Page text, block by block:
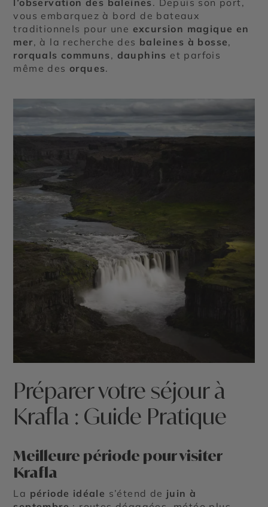
l’observation des baleines. Depuis son port,
vous embarquez à bord de bateaux
traditionnels pour une excursion magique en
mer, à la recherche des baleines à bosse,
rorquals communs, dauphins et parfois
même des orques.
Préparer votre séjour à
Krafla : Guide Pratique
Meilleure période pour visiter
Krafla
La période idéale s’étend de juin à